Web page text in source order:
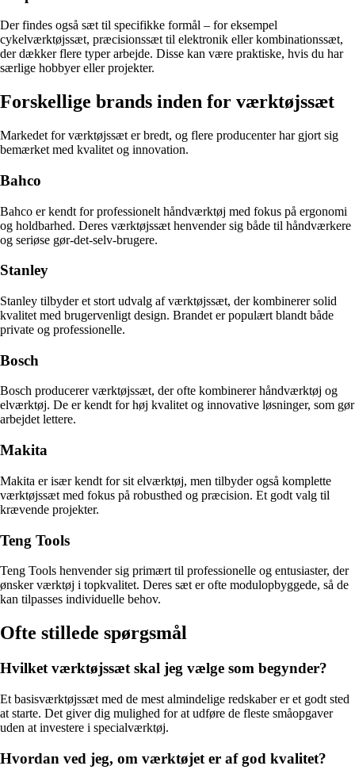
Der findes også sæt til specifikke formål – for eksempel
cykelværktøjssæt, præcisionssæt til elektronik eller kombinationssæt,
der dækker flere typer arbejde. Disse kan være praktiske, hvis du har
særlige hobbyer eller projekter.
Forskellige brands inden for værktøjssæt
Markedet for værktøjssæt er bredt, og flere producenter har gjort sig
bemærket med kvalitet og innovation.
Bahco
Bahco er kendt for professionelt håndværktøj med fokus på ergonomi
og holdbarhed. Deres værktøjssæt henvender sig både til håndværkere
og seriøse gør-det-selv-brugere.
Stanley
Stanley tilbyder et stort udvalg af værktøjssæt, der kombinerer solid
kvalitet med brugervenligt design. Brandet er populært blandt både
private og professionelle.
Bosch
Bosch producerer værktøjssæt, der ofte kombinerer håndværktøj og
elværktøj. De er kendt for høj kvalitet og innovative løsninger, som gør
arbejdet lettere.
Makita
Makita er især kendt for sit elværktøj, men tilbyder også komplette
værktøjssæt med fokus på robusthed og præcision. Et godt valg til
krævende projekter.
Teng Tools
Teng Tools henvender sig primært til professionelle og entusiaster, der
ønsker værktøj i topkvalitet. Deres sæt er ofte modulopbyggede, så de
kan tilpasses individuelle behov.
Ofte stillede spørgsmål
Hvilket værktøjssæt skal jeg vælge som begynder?
Et basisværktøjssæt med de mest almindelige redskaber er et godt sted
at starte. Det giver dig mulighed for at udføre de fleste småopgaver
uden at investere i specialværktøj.
Hvordan ved jeg, om værktøjet er af god kvalitet?